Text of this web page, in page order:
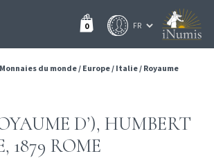
0
Monnaies du monde/ Europe/ Italie/ Royaume
D’), HUMBERT
1879 ROME